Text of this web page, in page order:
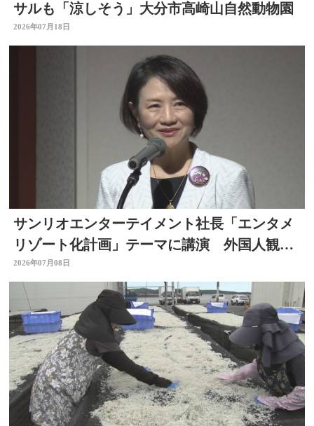
サルも「涼しそう」大分市高崎山自然動物園
2026年07月18日
サンリオエンターテイメント社長「エンタメ
リゾート化計画」テーマに講演 外国人観光
客の呼び込みも 大分
2026年07月08日